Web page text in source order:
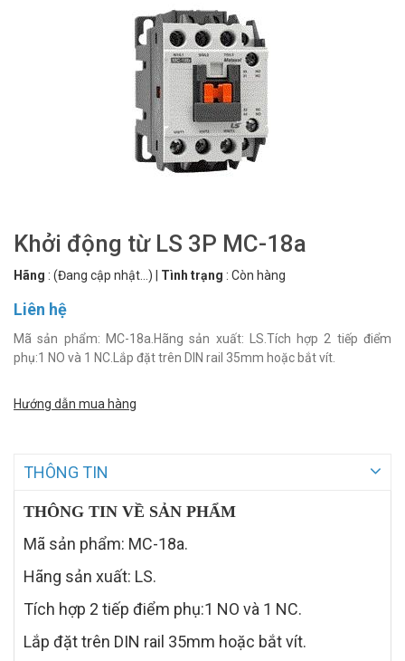
Khởi động từ LS 3P MC-18a
Hãng : (Đang cập nhật...) Tình trạng : Còn hàng
Liên hệ
Mã sản phẩm: MC-18a.Hãng sản xuất: LS.Tích hợp 2 tiếp điểm
phụ:1 NO và 1 NC.Lắp đặt trên DIN rail 35mm hoặc bắt vít.
Hướng dẫn mua hàng
THÔNG TIN
THÔNG TIN VỀ SẢN PHẨM
Mã sản phẩm: MC-18a.
Hãng sản xuất: LS.
Tích hợp 2 tiếp điểm phụ:1 NO và 1 NC.
Lắp đặt trên DIN rail 35mm hoặc bắt vít.